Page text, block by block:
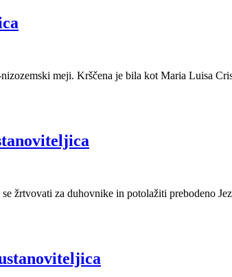
meji. Krščena je bila kot Maria Luisa
žrtvovati za duhovnike in potolažiti prebodeno